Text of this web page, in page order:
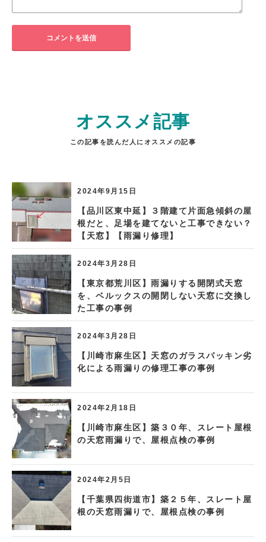
オススメ記事
この記事を読んだ人にオススメの記事
2024年9月15日
【品川区東中延】３階建て片面急傾斜の屋
根だと、足場を建てないと工事できない？
【天窓】【雨漏り修理】
2024年3月28日
【東京都荒川区】雨漏りする開閉式天窓
を、ベルックスの開閉しない天窓に交換し
た工事の事例
2024年3月28日
【川崎市麻生区】天窓のガラスパッキン劣
化による雨漏りの修理工事の事例
2024年2月18日
【川崎市麻生区】築３０年、スレート屋根
の天窓雨漏りで、屋根点検の事例
2024年2月5日
【千葉県四街道市】築２５年、スレート屋
根の天窓雨漏りで、屋根点検の事例